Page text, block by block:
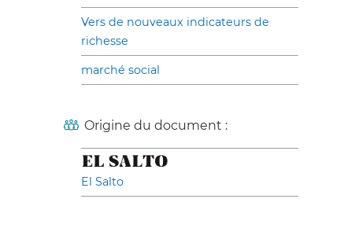
Vers de nouveaux indicateurs de
richesse
marché social
Origine du document :
El Salto